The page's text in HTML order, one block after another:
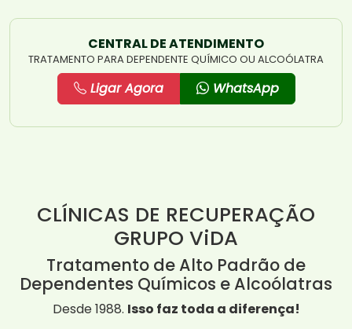
CENTRAL DE ATENDIMENTO
TRATAMENTO PARA DEPENDENTE QUÍMICO OU ALCOÓLATRA
Ligar Agora WhatsApp
CLÍNICAS DE RECUPERAÇÃO
GRUPO ViDA
Tratamento de Alto Padrão de
Dependentes Químicos e Alcoólatras
Desde 1988. Isso faz toda a diferença!